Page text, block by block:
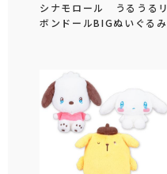
シナモロール うるうるリ
ボンドールBIGぬいぐるみ